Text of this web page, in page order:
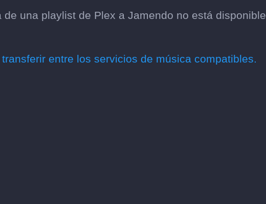
una playlist de Plex a Jamendo no está disponible
entre los servicios de música compatibles.